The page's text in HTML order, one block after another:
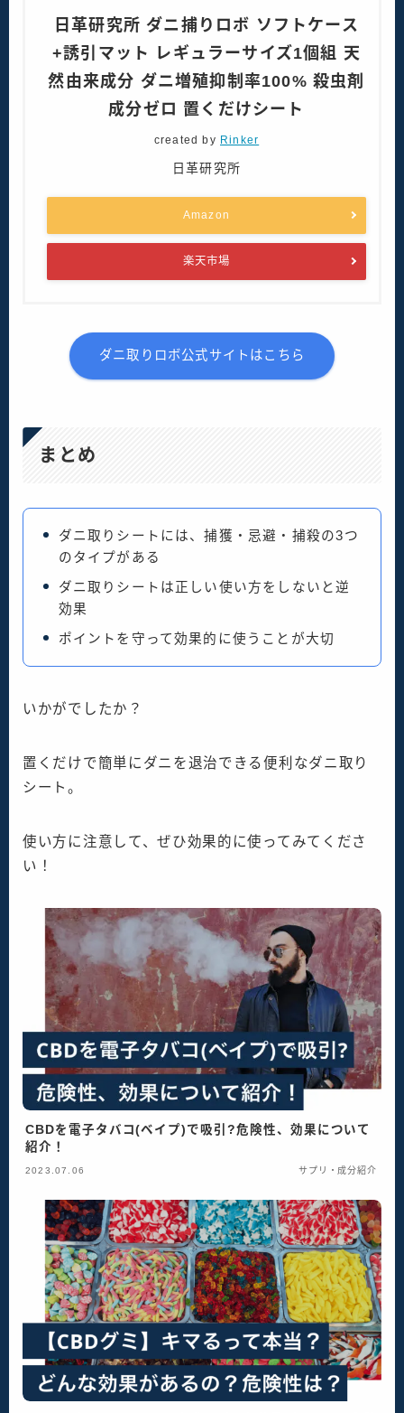
日革研究所 ダニ捕りロボ ソフトケース
+誘引マット レギュラーサイズ1個組 天
然由来成分 ダニ増殖抑制率100% 殺虫剤
成分ゼロ 置くだけシート
created by Rinker
日革研究所
Amazon
楽天市場
ダニ取りロボ公式サイトはこちら
まとめ
ダニ取りシートには、捕獲・忌避・捕殺の3つ
のタイプがある
ダニ取りシートは正しい使い方をしないと逆
効果
ポイントを守って効果的に使うことが大切
いかがでしたか？
置くだけで簡単にダニを退治できる便利なダニ取り
シート。
使い方に注意して、ぜひ効果的に使ってみてくださ
い！
CBDを電子タバコ(ベイプ)で吸引?危険性、効果について
紹介！
2023.07.06 サプリ・成分紹介